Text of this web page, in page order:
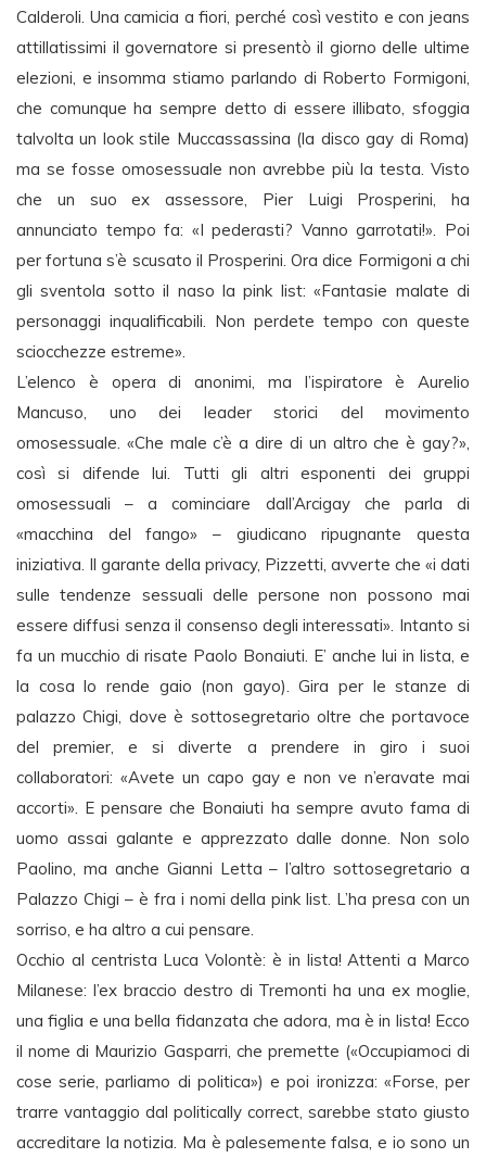
Calderoli. Una camicia a fiori, perché così vestito e con jeans
attillatissimi il governatore si presentò il giorno delle ultime
elezioni, e insomma stiamo parlando di Roberto Formigoni,
che comunque ha sempre detto di essere illibato, sfoggia
talvolta un look stile Muccassassina (la disco gay di Roma)
ma se fosse omosessuale non avrebbe più la testa. Visto
che un suo ex assessore, Pier Luigi Prosperini, ha
annunciato tempo fa: «I pederasti? Vanno garrotati!». Poi
per fortuna s’è scusato il Prosperini. Ora dice Formigoni a chi
gli sventola sotto il naso la pink list: «Fantasie malate di
personaggi inqualificabili. Non perdete tempo con queste
sciocchezze estreme».
L’elenco è opera di anonimi, ma l’ispiratore è Aurelio
Mancuso, uno dei leader storici del movimento
omosessuale. «Che male c’è a dire di un altro che è gay?»,
così si difende lui. Tutti gli altri esponenti dei gruppi
omosessuali – a cominciare dall’Arcigay che parla di
«macchina del fango» – giudicano ripugnante questa
iniziativa. Il garante della privacy, Pizzetti, avverte che «i dati
sulle tendenze sessuali delle persone non possono mai
essere diffusi senza il consenso degli interessati». Intanto si
fa un mucchio di risate Paolo Bonaiuti. E’ anche lui in lista, e
la cosa lo rende gaio (non gayo). Gira per le stanze di
palazzo Chigi, dove è sottosegretario oltre che portavoce
del premier, e si diverte a prendere in giro i suoi
collaboratori: «Avete un capo gay e non ve n’eravate mai
accorti». E pensare che Bonaiuti ha sempre avuto fama di
uomo assai galante e apprezzato dalle donne. Non solo
Paolino, ma anche Gianni Letta – l’altro sottosegretario a
Palazzo Chigi – è fra i nomi della pink list. L’ha presa con un
sorriso, e ha altro a cui pensare.
Occhio al centrista Luca Volontè: è in lista! Attenti a Marco
Milanese: l’ex braccio destro di Tremonti ha una ex moglie,
una figlia e una bella fidanzata che adora, ma è in lista! Ecco
il nome di Maurizio Gasparri, che premette («Occupiamoci di
cose serie, parliamo di politica») e poi ironizza: «Forse, per
trarre vantaggio dal politically correct, sarebbe stato giusto
accreditare la notizia. Ma è palesemente falsa, e io sono un